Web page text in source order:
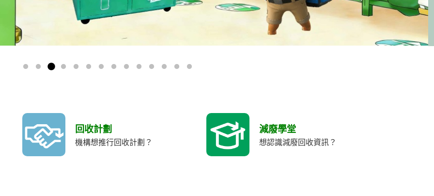
回收計劃
機構想推行回收計劃？
減廢學堂
想認識減廢回收資訊？